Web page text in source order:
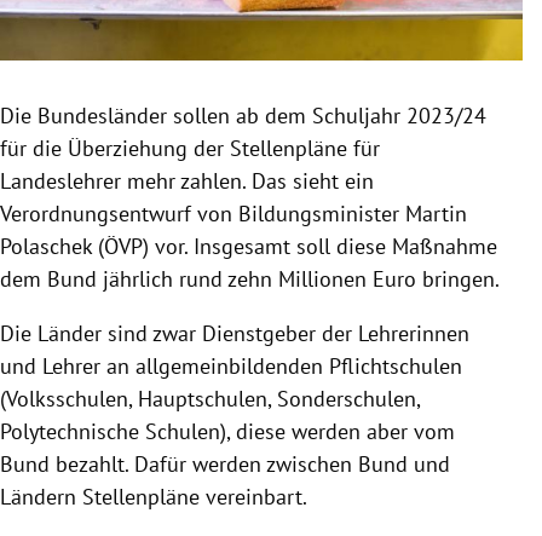
Untermenü
Untermenü
Die Bundesländer sollen ab dem Schuljahr 2023/24
für die Überziehung der Stellenpläne für
Landeslehrer mehr zahlen. Das sieht ein
Verordnungsentwurf von Bildungsminister Martin
Polaschek (ÖVP) vor. Insgesamt soll diese Maßnahme
dem Bund jährlich rund zehn Millionen Euro bringen.
Die Länder sind zwar Dienstgeber der Lehrerinnen
und Lehrer an allgemeinbildenden Pflichtschulen
(Volksschulen, Hauptschulen, Sonderschulen,
Polytechnische Schulen), diese werden aber vom
Bund bezahlt. Dafür werden zwischen Bund und
Ländern Stellenpläne vereinbart.